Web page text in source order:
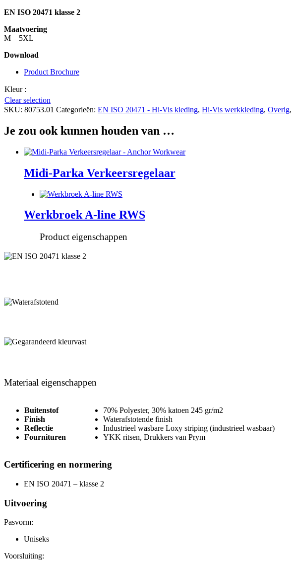
EN ISO 20471 klasse 2
Maatvoering
M – 5XL
Download
Product Brochure
Kleur :
Clear selection
SKU: 80753.01 Categorieën: EN ISO 20471 - Hi-Vis kleding, Hi-Vis werkkleding, Overig,
Je zou ook kunnen houden van …
Midi-Parka Verkeersregelaar
Werkbroek A-line RWS
Product eigenschappen
Materiaal eigenschappen
Buitenstof
Finish
Reflectie
Fournituren
70% Polyester, 30% katoen 245 gr/m2
Waterafstotende finish
Industrieel wasbare Loxy striping (industrieel wasbaar)
YKK ritsen, Drukkers van Prym
Certificering en normering
EN ISO 20471 – klasse 2
Uitvoering
Pasvorm:
Uniseks
Voorsluiting: